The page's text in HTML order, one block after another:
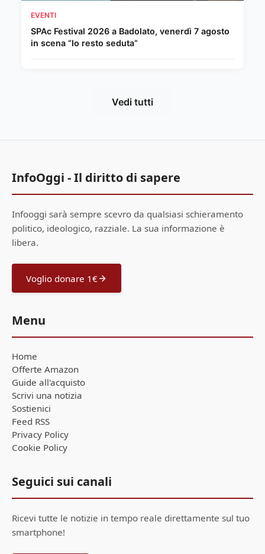
EVENTI
SPAc Festival 2026 a Badolato, venerdì 7 agosto
in scena “Io resto seduta”
Vedi tutti
InfoOggi - Il diritto di sapere
Infooggi sarà sempre scevro da qualsiasi schieramento
politico, ideologico, razziale. La sua informazione è
libera.
Voglio donare 1€
Menu
Home
Offerte Amazon
Guide all'acquisto
Scrivi una notizia
Sostienici
Feed RSS
Privacy Policy
Cookie Policy
Seguici sui canali
Ricevi tutte le notizie in tempo reale direttamente sul tuo
smartphone!